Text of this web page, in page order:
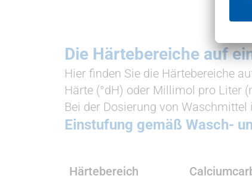
Die Här­te­be­reiche auf
Hier finden Sie die Härtebereiche
Härte (°dH) oder Millimol pro Liter
Bei der Dosierung von
Einstufung gemäß Wasch-
Härtebereich